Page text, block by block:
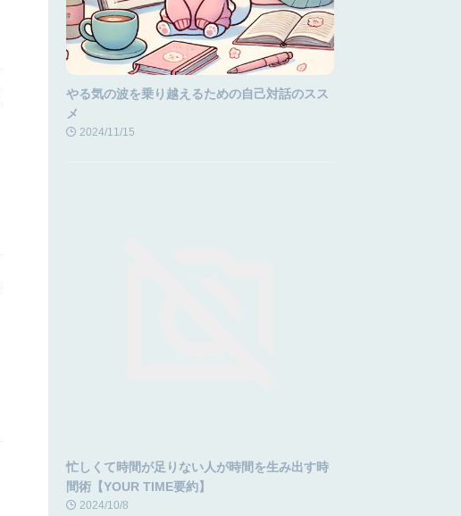
やる気の波を乗り越えるための自己対話のスス
メ
2024/11/15
忙しくて時間が足りない人が時間を生み出す時
間術【YOUR TIME要約】
2024/10/8